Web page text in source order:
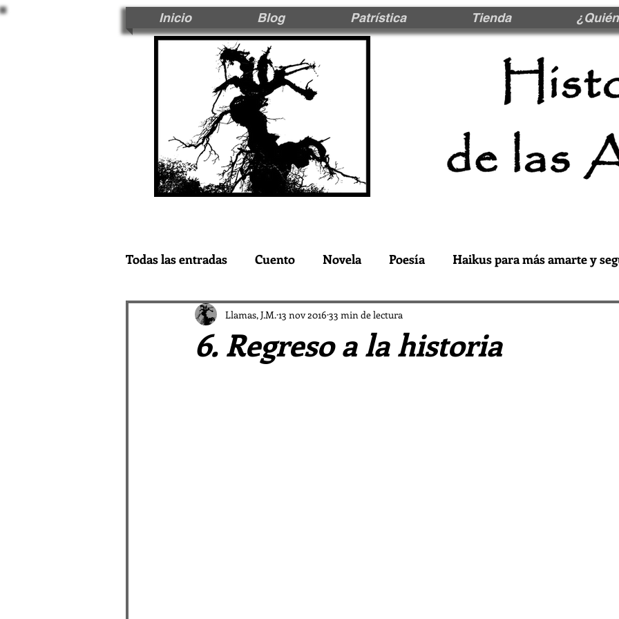
Inicio Blog Patrística Tienda
Todas las entradas Cuento Novela Poesía Haikus para más amarte y
El Vampiro Malagueño Dios a las Afueras
Patrística a las Afueras
6. Regreso a la historia
Llamas, J.M.13 nov 2016 33 min de lectura